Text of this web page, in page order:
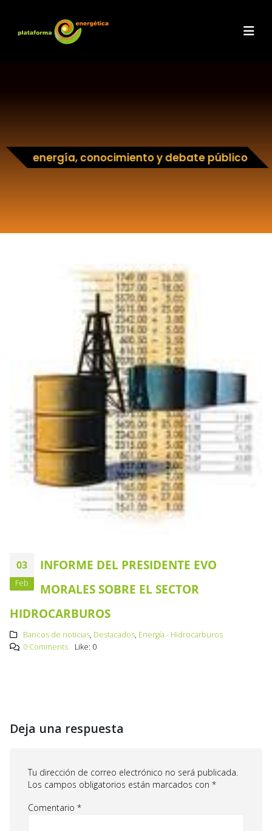
energía, conocimiento y debate público
03
Feb
INFORME DEL PRESIDENTE EVO
MORALES SOBRE EL SECTOR
HIDROCARBUROS
Bancos de noticias, Destacados, Energía - Hidrocarburos
0 Comments
Like: 0
Deja una respuesta
Tu dirección de correo electrónico no será publicada.
Los campos obligatorios están marcados con *
Comentario *